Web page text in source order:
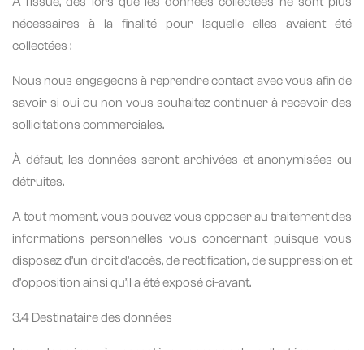
nécessaires à la finalité pour laquelle elles avaient été
collectées :
Nous nous engageons à reprendre contact avec vous afin de
savoir si oui ou non vous souhaitez continuer à recevoir des
sollicitations commerciales.
À défaut, les données seront archivées et anonymisées ou
détruites.
A tout moment, vous pouvez vous opposer au traitement des
informations personnelles vous concernant puisque vous
disposez d’un droit d’accès, de rectification, de suppression et
d’opposition ainsi qu’il a été exposé ci-avant.
3.4 Destinataire des données